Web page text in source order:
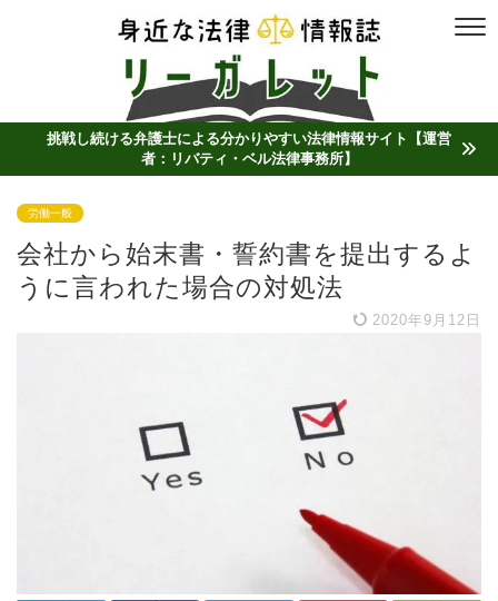
挑戦し続ける弁護士による分かりやすい法律情報サイト【運営
者：リバティ・ベル法律事務所】
労働一般
会社から始末書・誓約書を提出するよ
うに言われた場合の対処法
2020年9月12日